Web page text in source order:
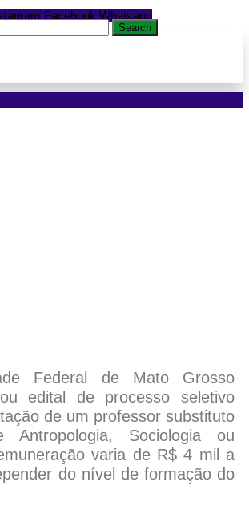
Facebook Whatsapp
Search
Federal de Mato Grosso
edital de processo seletivo
de um professor substituto
Sociologia ou
varia de R$ 4 mil a
do nível de formação do